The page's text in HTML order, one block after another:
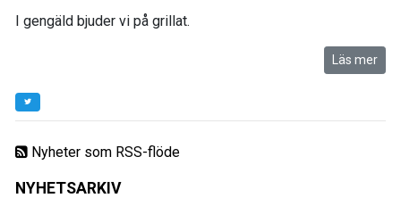
Nyheter som RSS-flöde
NYHETSARKIV
I gengäld bjuder vi på grillat.
Läs mer